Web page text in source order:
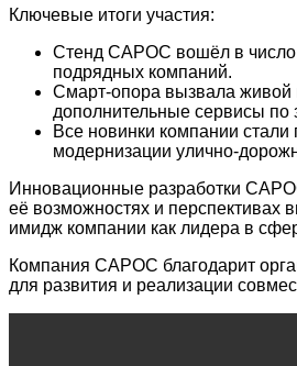
Ключевые итоги участия:
Стенд САРОС вошёл в число
подрядных компаний.
Смарт‑опора вызвала живой
дополнительные сервисы по
Все новинки компании
модернизации
Инновационные разработки
её возможностях и перспективах
имидж компании как лидера в
Компания САРОС благодарит
для развития и реализации